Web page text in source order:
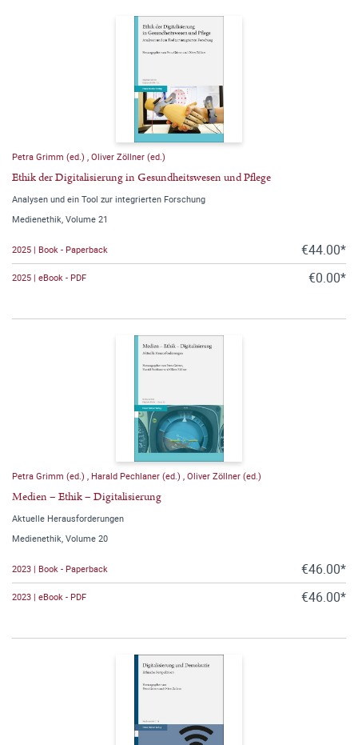
Petra Grimm (ed.) Oliver Zöllner (ed.)
Ethik der Digitalisierung in Gesundheitswesen und Pflege
Analysen und ein Tool zur integrierten Forschung
Medienethik, Volume 21
2025 | Book - Paperback €44.00*
2025 | eBook - PDF €0.00*
Petra Grimm (ed.) Harald Pechlaner (ed.) Oliver Zöllner (ed.)
Medien – Ethik – Digitalisierung
Aktuelle Herausforderungen
Medienethik, Volume 20
2023 | Book - Paperback €46.00*
2023 | eBook - PDF €46.00*